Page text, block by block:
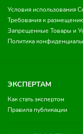
Условия использования
Требования к
Запрещенные Товары и
Политика
ЭКСПЕРТАМ
Как стать экспертом
Правила публикации